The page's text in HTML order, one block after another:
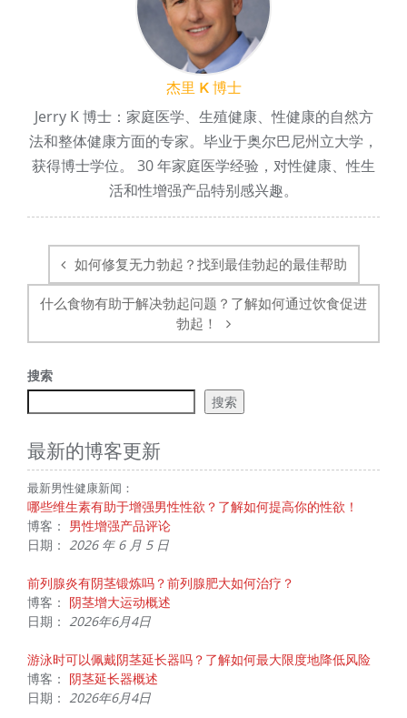
杰里 K 博士
Jerry K 博士：家庭医学、生殖健康、性健康的自然方
法和整体健康方面的专家。毕业于奥尔巴尼州立大学，
获得博士学位。 30 年家庭医学经验，对性健康、性生
活和性增强产品特别感兴趣。
航
如何修复无力勃起？找到最佳勃起的最佳帮助
什么食物有助于解决勃起问题？了解如何通过饮食促进
勃起！
搜索
搜索
最新的博客更新
最新男性健康新闻：
哪些维生素有助于增强男性性欲？了解如何提高你的性欲！
博客： 男性增强产品评论
日期： 2026 年 6 月 5 日
前列腺炎有阴茎锻炼吗？前列腺肥大如何治疗？
博客： 阴茎增大运动概述
日期： 2026年6月4日
游泳时可以佩戴阴茎延长器吗？了解如何最大限度地降低风险
博客： 阴茎延长器概述
日期： 2026年6月4日